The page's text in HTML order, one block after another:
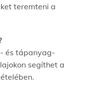
teremteni a
és tápanyag-
segíthet a